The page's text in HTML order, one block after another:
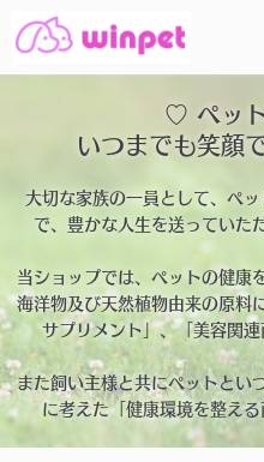
♡ ペッ
いつまでも笑顔
大切な家族の一員として、ペ
で、豊かな人生を送っていた
当ショップでは、ペットの健康
海洋物及び天然植物由来の原料
サプリメント」、「美容関連
また飼い主様と共にペットとい
に考えた「健康環境を整え